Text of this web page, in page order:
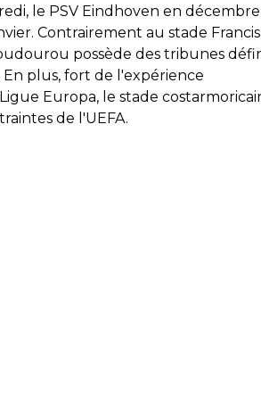
le PSV Eindhoven en
Contrairement au stade
possède des tribunes
plus, fort de l'expérience
Europa, le stade
de l'UEFA.